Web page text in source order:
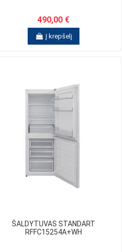
490,00 €
Į krepšelį
ŠALDYTUVAS STANDART
RFFC15254A+WH